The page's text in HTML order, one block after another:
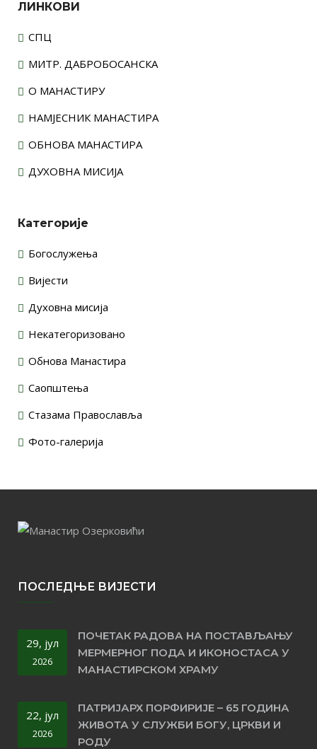
ЛИНКОВИ
СПЦ
МИТР. ДАБРОБОСАНСКА
О МАНАСТИРУ
НАМЈЕСНИК МАНАСТИРА
ОБНОВА МАНАСТИРА
ДУХОВНА МИСИЈА
Категорије
Богослужења
Вијести
Духовна мисија
Некатегоризовано
Обнова Манастира
Саопштења
Стазама Православља
Фото-галерија
ПОСЛЕДЊЕ ВИЈЕСТИ
29, јул
2026
ПОЧЕТАК РАДОВА НА ПОСТАВЉАЊУ
МЕРМЕРНОГ ПОДА И ИКОНОСТАСА У
МАНАСТИРСКОМ ХРАМУ
22, јул
2026
ПАТРИЈАРХ ПОРФИРИЈЕ – 65 ГОДИНА
ЖИВОТА У СЛУЖБИ БОГУ, ЦРКВИ И
РОДУ